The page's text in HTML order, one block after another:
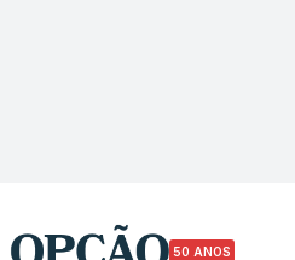
50 ANOS